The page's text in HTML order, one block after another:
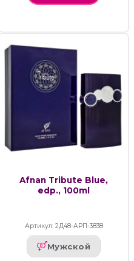
Afnan Tribute Blue,
edp., 100ml
Артикул: 2Д48-АРП-3838
Мужской